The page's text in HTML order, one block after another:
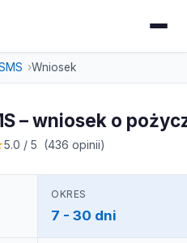
Wniosek
– wniosek o
5.0 / 5 (436 opinii)
OKRES
7 - 30 dni